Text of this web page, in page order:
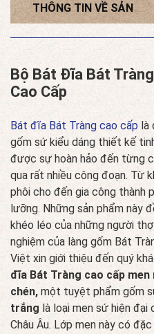
THÔNG TIN VỀ SẢN
PHẨM
Bộ Bát Đĩa Bát
Cao Cấp
Bát đĩa Bát Tràng cao cấp là
gốm sứ kiểu dáng thiết kế
được sự hoàn hảo đến từng
qua rất nhiều công đoạn. Từ
phôi cho đến gia công thành
lưỡng. Những sản phẩm này
khéo léo của những người
nghiệm của làng gốm Bát
Việt xin giới thiệu đến quý
đĩa Bát Tràng cao cấp
chén, một tuyệt phẩm gốm
trắng là loại men sứ hiện
Châu Âu. Lớp men này có